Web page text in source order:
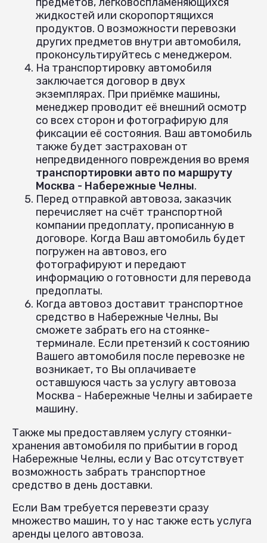
жидкостей или скоропортящихся
продуктов. О возможности перевозки
других предметов внутри автомобиля,
проконсультируйтесь с менеджером.
На транспортировку автомобиля
заключается договор в двух
экземплярах. При приёмке машины,
менеджер проводит её внешний осмотр
со всех сторон и фотографирую для
фиксации её состояния. Ваш автомобиль
также будет застрахован от
непредвиденного повреждения во время
транспортировки авто по маршруту
Москва - Набережные Челны.
Перед отправкой автовоза, заказчик
перечисляет на счёт транспортной
компании предоплату, прописанную в
договоре. Когда Ваш автомобиль будет
погружен на автовоз, его
фотографируют и передают
информацию о готовности для перевода
предоплаты.
Когда автовоз доставит транспортное
средство в Набережные Челны, Вы
сможете забрать его на стоянке-
терминале. Если претензий к состоянию
Вашего автомобиля после перевозке не
возникает, то Вы оплачиваете
оставшуюся часть за услугу автовоза
Москва - Набережные Челны и забираете
машину.
Также мы предоставляем услугу стоянки-
хранения автомобиля по прибытии в город
Набережные Челны, если у Вас отсутствует
возможность забрать транспортное
средство в день доставки.
Если Вам требуется перевезти сразу
множество машин, то у нас также есть услуга
аренды целого автовоза.